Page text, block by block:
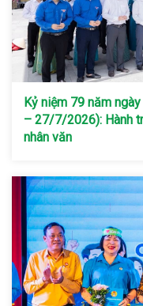
Kỷ niệm 79 năm
– 27/7/2026): Hành
nhân văn